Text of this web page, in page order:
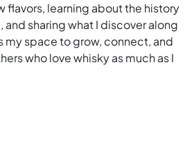
flavors, learning about the history
sharing what I discover along
my space to grow, connect, and
who love whisky as much as I